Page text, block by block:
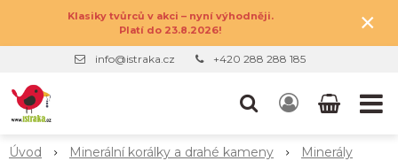
Klasiky tvůrců v akci – nyní výhodněji.
Platí do 23.8.2026!
×
info@istraka.cz +420 288 288 185
Úvod Minerální korálky a drahé kameny
Minerály